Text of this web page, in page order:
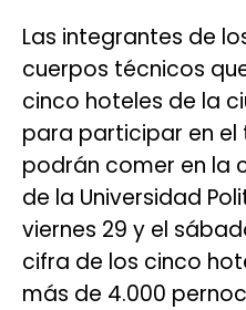
Las integrantes de
cuerpos técnicos
cinco hoteles de la
para participar en el
podrán comer en la
de la Universidad
viernes 29 y el
cifra de los cinco
más de 4.000